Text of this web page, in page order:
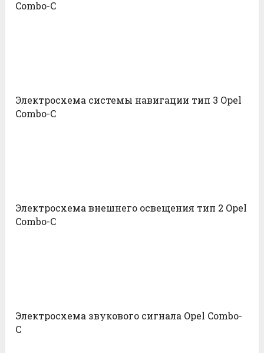
Combo-С
Электросхема системы навигации тип 3 Opel
Combo-С
Электросхема внешнего освещения тип 2 Opel
Combo-С
Электросхема звукового сигнала Opel Combo-
С